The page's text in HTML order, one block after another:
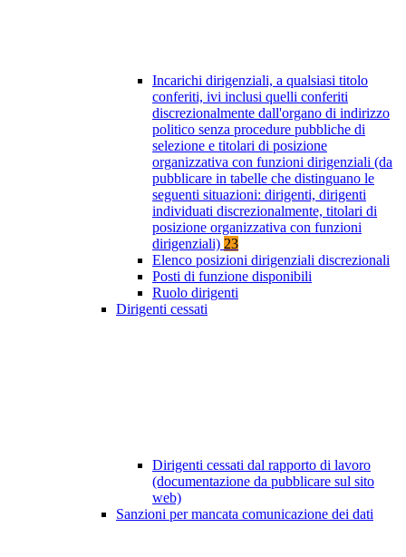
Incarichi dirigenziali, a qualsiasi titolo
conferiti, ivi inclusi quelli conferiti
discrezionalmente dall'organo di indirizzo
politico senza procedure pubbliche di
selezione e titolari di posizione
organizzativa con funzioni dirigenziali (da
pubblicare in tabelle che distinguano le
seguenti situazioni: dirigenti, dirigenti
individuati discrezionalmente, titolari di
posizione organizzativa con funzioni
dirigenziali) 23
Elenco posizioni dirigenziali discrezionali
Posti di funzione disponibili
Ruolo dirigenti
Dirigenti cessati
Dirigenti cessati dal rapporto di lavoro
(documentazione da pubblicare sul sito
web)
Sanzioni per mancata comunicazione dei dati